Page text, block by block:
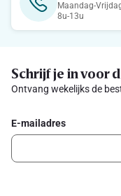
Maandag-
8u-13u
Schrijf je in voor
Ontvang wekelijks de
E-mailadres